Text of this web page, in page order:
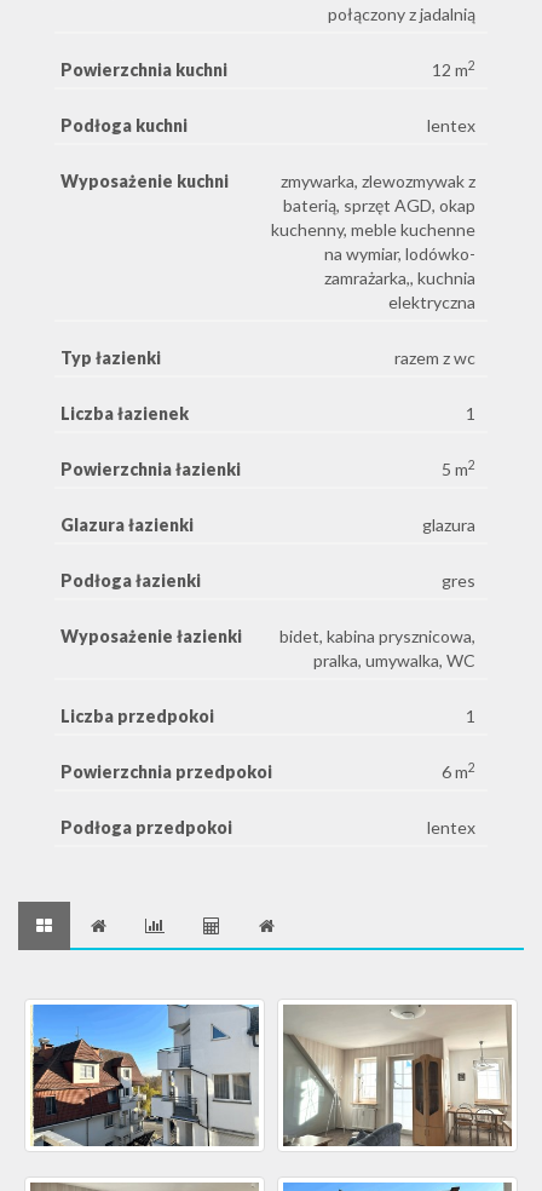
połączony z jadalnią
Powierzchnia kuchni 12 m2
Podłoga kuchni lentex
Wyposażenie kuchni
zmywarka, zlewozmywak z
baterią, sprzęt AGD, okap
kuchenny, meble kuchenne
na wymiar, lodówko-
zamrażarka,, kuchnia
elektryczna
Typ łazienki razem z wc
Liczba łazienek 1
Powierzchnia łazienki 5 m2
Glazura łazienki glazura
Podłoga łazienki gres
Wyposażenie łazienki
bidet, kabina prysznicowa,
pralka, umywalka, WC
Liczba przedpokoi 1
Powierzchnia przedpokoi 6 m2
Podłoga przedpokoi lentex